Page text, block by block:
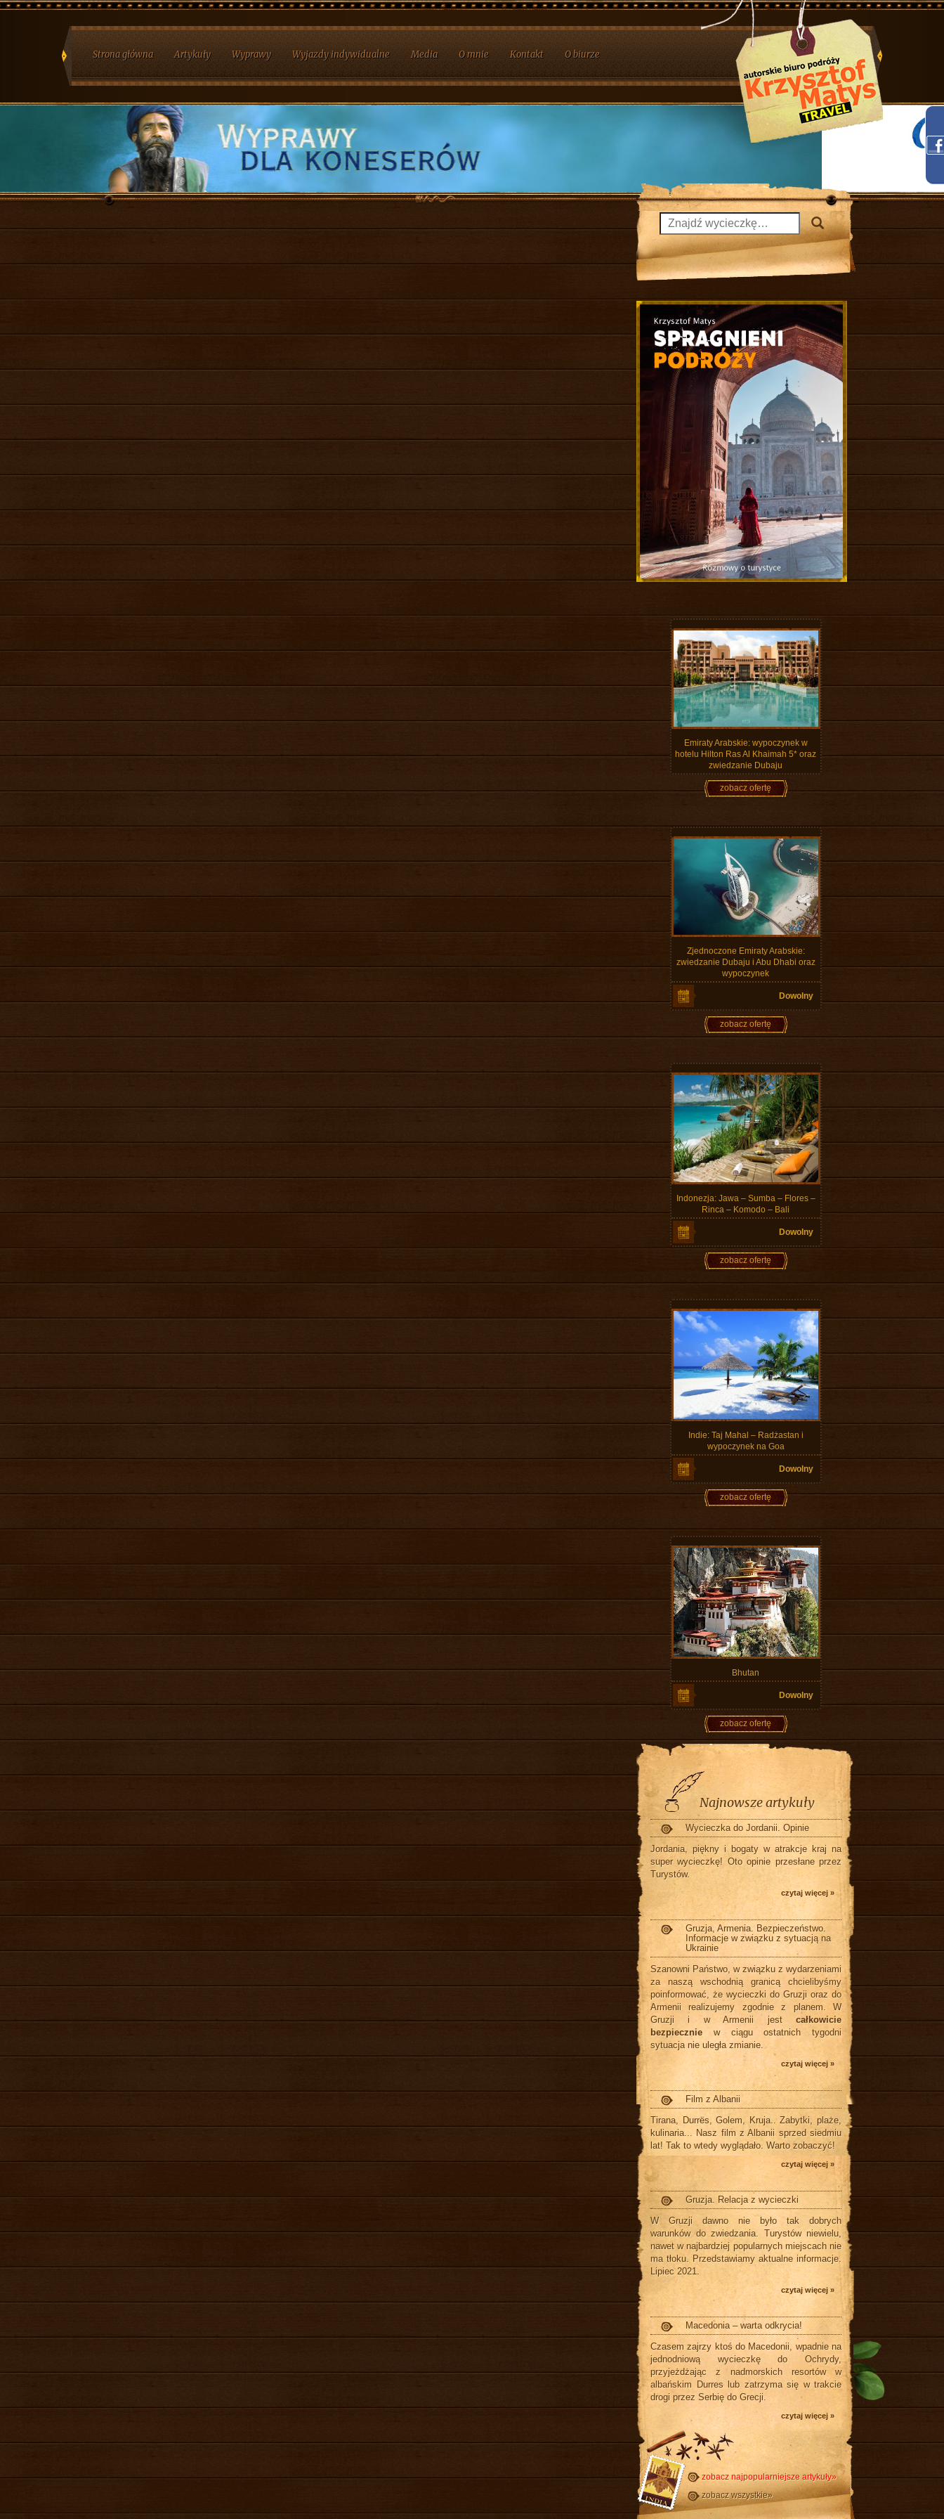
Strona główna Artykuły Wyprawy Wyjazdy indywidualne Media O mnie Kontakt O biurze
Emiraty Arabskie: wypoczynek w
hotelu Hilton Ras Al Khaimah 5* oraz
zwiedzanie Dubaju
zobacz ofertę
Zjednoczone Emiraty Arabskie:
zwiedzanie Dubaju i Abu Dhabi oraz
wypoczynek
Dowolny
zobacz ofertę
Indonezja: Jawa – Sumba – Flores –
Rinca – Komodo – Bali
Dowolny
zobacz ofertę
Indie: Taj Mahal – Radżastan i
wypoczynek na Goa
Dowolny
zobacz ofertę
Bhutan
Dowolny
zobacz ofertę
Najnowsze artykuły
Wycieczka do Jordanii. Opinie
Jordania, piękny i bogaty w atrakcje kraj na
super wycieczkę! Oto opinie przesłane przez
Turystów.
czytaj więcej »
Gruzja, Armenia. Bezpieczeństwo.
Informacje w związku z sytuacją na
Ukrainie
Szanowni Państwo, w związku z wydarzeniami
za naszą wschodnią granicą chcielibyśmy
poinformować, że wycieczki do Gruzji oraz do
Armenii realizujemy zgodnie z planem. W
Gruzji i w Armenii jest całkowicie
bezpiecznie w ciągu ostatnich tygodni
sytuacja nie uległa zmianie.
czytaj więcej »
Film z Albanii
Tirana, Durrës, Golem, Kruja.. Zabytki, plaże,
kulinaria... Nasz film z Albanii sprzed siedmiu
lat! Tak to wtedy wyglądało. Warto zobaczyć!
czytaj więcej »
Gruzja. Relacja z wycieczki
W Gruzji dawno nie było tak dobrych
warunków do zwiedzania. Turystów niewielu,
nawet w najbardziej popularnych miejscach nie
ma tłoku. Przedstawiamy aktualne informacje.
Lipiec 2021.
czytaj więcej »
Macedonia – warta odkrycia!
Czasem zajrzy ktoś do Macedonii, wpadnie na
jednodniową wycieczkę do Ochrydy,
przyjeżdżając z nadmorskich resortów w
albańskim Durres lub zatrzyma się w trakcie
drogi przez Serbię do Grecji.
czytaj więcej »
zobacz najpopularniejsze artykuły»
zobacz wszystkie»